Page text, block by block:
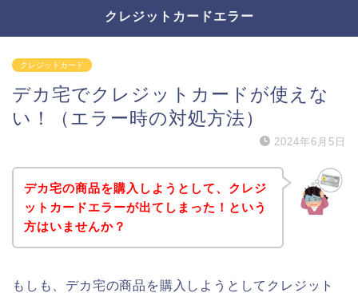
クレジットカードエラー
クレジットカード
デカ宅でクレジットカードが使えな
い！（エラー時の対処方法）
2024年6月5日
デカ宅の商品を購入しようとして、クレジ
ットカードエラーが出てしまった！という
方はいませんか？
もしも、デカ宅の商品を購入しようとしてクレジット